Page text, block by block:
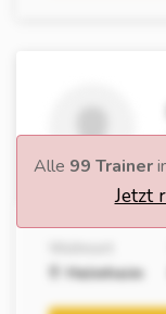
Helmheim
Alle 99 Trainer
Jetzt